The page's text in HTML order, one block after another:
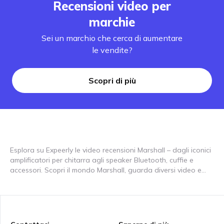
Recensioni video per
marchie
Sei un marchio che cerca di aumentare
le vendite?
Scopri di più
Esplora su Expeerly le video recensioni Marshall – dagli iconici
amplificatori per chitarra agli speaker Bluetooth, cuffie e
accessori. Scopri il mondo Marshall, guarda diversi video e
amplificatori dagli anni ’60 e oggi propone soluzioni audio